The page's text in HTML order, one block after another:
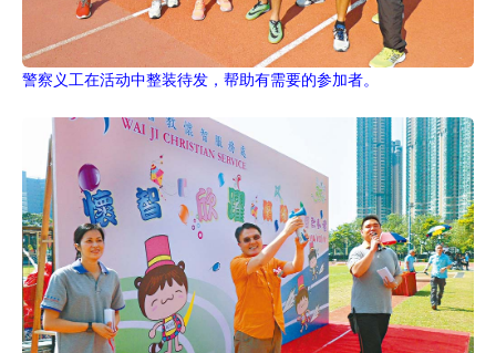
警察义工在活动中整装待发，帮助有需要的参加者。